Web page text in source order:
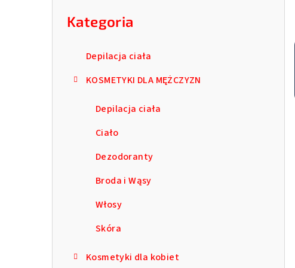
Kategoria
Depilacja ciała
KOSMETYKI DLA MĘŻCZYZN
Depilacja ciała
Ciało
Dezodoranty
Broda i Wąsy
Włosy
Skóra
Kosmetyki dla kobiet